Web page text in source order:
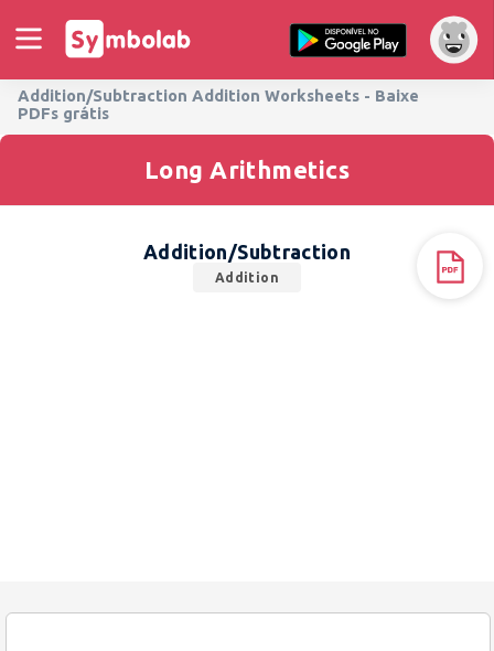
Addition/Subtraction Addition Worksheets - Baixe
PDFs grátis
Long Arithmetics
Addition/Subtraction
Addition